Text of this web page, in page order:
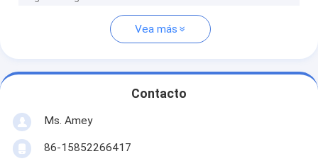
Vea más
Contacto
Ms. Amey
86-15852266417